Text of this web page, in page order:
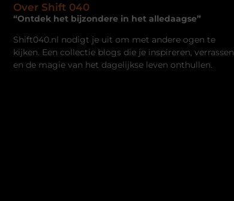
Over Shift 040
“Ontdek het bijzondere in het alledaagse”
Shift040.nl nodigt je uit om met andere ogen te
kijken. Een collectie blogs die je inspireren, verrassen
en de magie van het dagelijkse leven onthullen.